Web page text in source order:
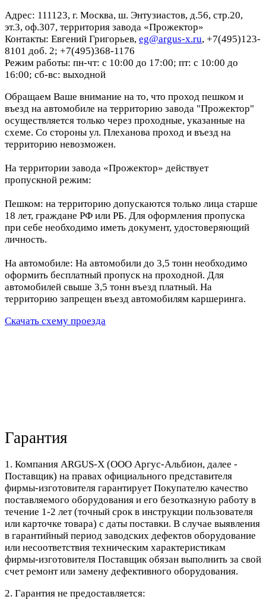
Адрес: 111123, г. Москва, ш. Энтузиастов, д.56, стр.20,
эт.3, оф.307, территория завода «Прожектор»
Контакты: Евгений Григорьев, eg@argus-x.ru, +7(495)123-
8101 доб. 2; +7(495)368-1176
Режим работы: пн-чт: с 10:00 до 17:00; пт: с 10:00 до
16:00; сб-вс: выходной
Обращаем Ваше внимание на то, что проход пешком и
въезд на автомобиле на территорию завода "Прожектор"
осуществляется только через проходные, указанные на
схеме. Со стороны ул. Плеханова проход и въезд на
территорию невозможен.
На территории завода «Прожектор» действует
пропускной режим:
Пешком: на территорию допускаются только лица старше
18 лет, граждане РФ или РБ. Для оформления пропуска
при себе необходимо иметь документ, удостоверяющий
личность.
На автомобиле: На автомобили до 3,5 тонн необходимо
оформить бесплатный пропуск на проходной. Для
автомобилей свыше 3,5 тонн въезд платный. На
территорию запрещен въезд автомобилям каршеринга.
Скачать схему проезда
Гарантия
1. Компания ARGUS-X (ООО Аргус-Альбион, далее -
Поставщик) на правах официального представителя
фирмы-изготовителя гарантирует Покупателю качество
поставляемого оборудования и его безотказную работу в
течение 1-2 лет (точный срок в инструкции пользователя
или карточке товара) с даты поставки. В случае выявления
в гарантийный период заводских дефектов оборудование
или несоответствия техническим характеристикам
фирмы-изготовителя Поставщик обязан выполнить за свой
счет ремонт или замену дефективного оборудования.
2. Гарантия не предоставляется: